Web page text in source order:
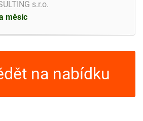
s.r.o.
měsíc
na nabídku